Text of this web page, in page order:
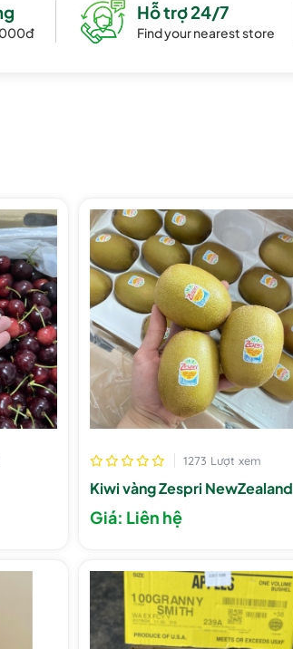
Hỗ trợ 24/7
Find your nearest store
1273 Lượt xem
Kiwi vàng Zespri NewZealand
Giá: Liên hệ